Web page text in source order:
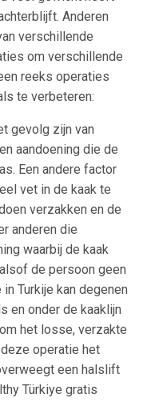
Anderen
verschillende
om verschillende
reeks operaties
te verbeteren:
gevolg zijn van
aandoening die de
Een andere factor
vet in de kaak te
verzakken en de
anderen die
waarbij de kaak
de persoon geen
Turkije kan degenen
en onder de kaaklijn
het losse, verzakte
operatie het
een halslift
Türkiye gratis